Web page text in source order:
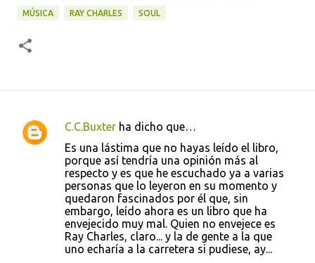
MÚSICA RAY CHARLES SOUL
C
C.C.Buxter ha dicho que…
Es una lástima que no hayas leído el libro,
porque así tendría una opinión más al
respecto y es que he escuchado ya a varias
personas que lo leyeron en su momento y
quedaron fascinados por él que, sin
embargo, leído ahora es un libro que ha
envejecido muy mal. Quien no envejece es
Ray Charles, claro... y la de gente a la que
uno echaría a la carretera si pudiese, ay...